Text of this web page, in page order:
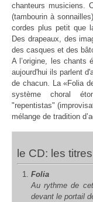
chanteurs musiciens.
(tambourin à
cordes plus petit que
Des drapeaux, des
des casques et des
A l’origine, les chants
aujourd'hui ils parlent
de chacun. La «Folia
système choral
"repentistas"
mélange de tradition
le CD: les titres
Folia
Au rythme de
devant le portail